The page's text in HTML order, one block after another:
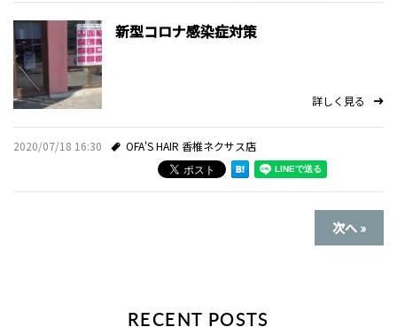
新型コロナ感染症対策
詳しく見る
2020/07/18 16:30 OFA'S HAIR 香椎ネクサス店
次へ »
RECENT POSTS